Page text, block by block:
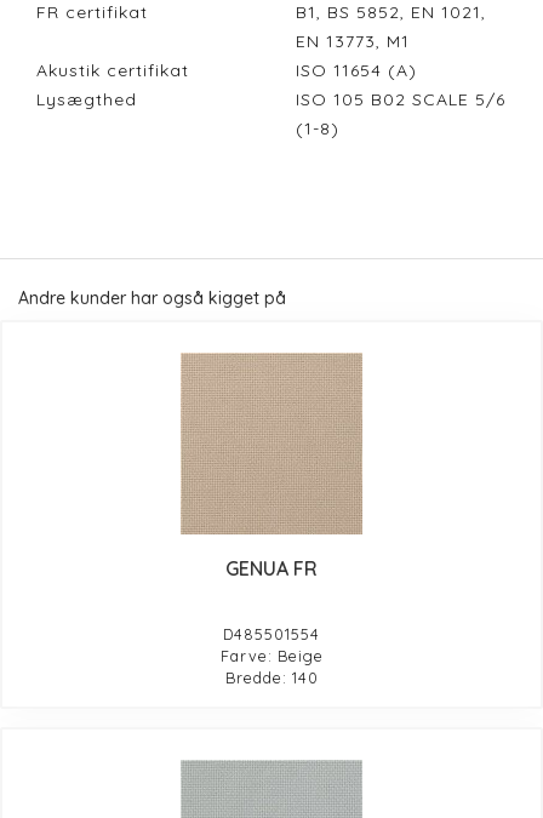
FR certifikat
B1, BS 5852, EN 1021,
EN 13773, M1
Akustik certifikat
ISO 11654 (A)
Lysægthed
ISO 105 B02 SCALE 5/6
(1-8)
Andre kunder har også kigget på
GENUA FR
D485501554
Farve: Beige
Bredde: 140